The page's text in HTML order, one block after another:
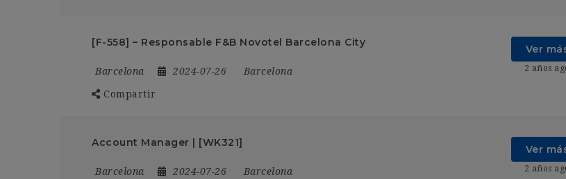
[F-558] – Responsable F&B Novotel Barcelona City
Barcelona 2024-07-26 Barcelona
Compartir
Ver
2 años
Account Manager | [WK321]
Barcelona 2024-07-26 Barcelona
Ver
2 años